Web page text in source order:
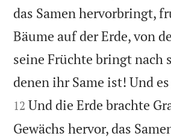
das Samen hervorbringt,
Bäume auf der Erde, von
seine Früchte bringt nach
denen ihr Same ist! Und
12 Und die Erde brachte
Gewächs hervor, das